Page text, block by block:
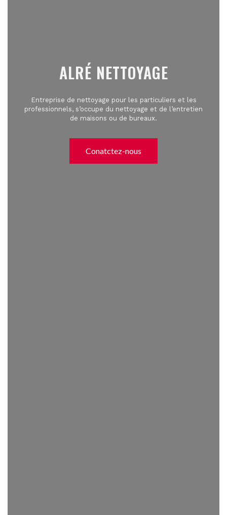
ALRÉ NETTOYAGE
Entreprise de nettoyage pour les particuliers et les
professionnels, s’occupe du nettoyage et de l’entretien
de maisons ou de bureaux.
Conatctez-nous